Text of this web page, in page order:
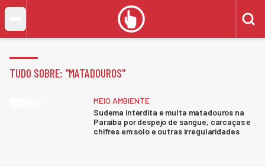
TUDO SOBRE: "MATADOUROS"
MEIO AMBIENTE
Sudema interdita e multa matadouros na
Paraíba por despejo de sangue, carcaças e
chifres em solo e outras irregularidades